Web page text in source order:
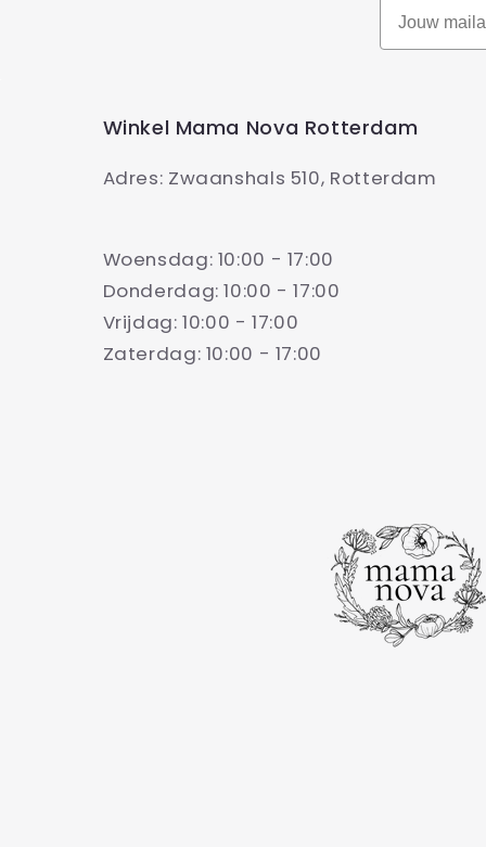
Winkel Mama Nova Rotterdam
Adres: Zwaanshals 510, Rotterdam
Woensdag: 10:00 - 17:00
Donderdag: 10:00 - 17:00
Vrijdag: 10:00 - 17:00
Zaterdag: 10:00 - 17:00